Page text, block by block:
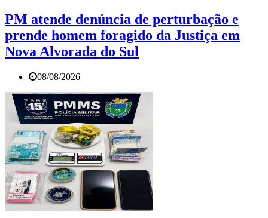
PM atende denúncia de perturbação e
prende homem foragido da Justiça em
Nova Alvorada do Sul
08/08/2026